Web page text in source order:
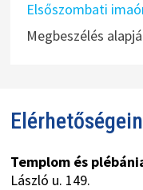
Elsőszombati
Megbeszélés
Templom és
László u. 149.